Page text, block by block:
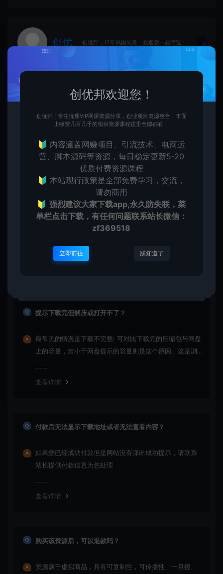
创优 创优邦，12年风雨同舟，欢迎您一起缔造！
下一篇：
免费下载或者VIP会员资源能否直接商用？
本站所有资源版权均属于原作者所有，所提供资源均只能
纷，一切责任均由使用者承担
提示下载完但解压或打开不了？
最常见的情况是下载不完整: 可对比下载完的压缩包与网盘
上的容量，若小于网盘提示的容量则是这个原因。这是浏
查看详情
付款后无法显示下载地址或者无法查看内容？
如果您已经成功付款但是网站没有弹出成功提示，请联系
站长提供付款信息为您处理
查看详情
购买该资源后，可以退款吗？
资源属于虚拟商品，具有可复制性，可传播性，一旦授
创优邦欢迎您！
创优邦 | 专注优质VIP网课资源分享，创业项目资源整合，市面
上收费几百几千的项目资源课程这里全部都有！
🔰 内容涵盖网赚项目、引流技术、电商运
营、脚本源码等资源，每日稳定更新5-20
优质付费资源课程
🔰 本站现行政策是全部免费学习，交流，
请勿商用
🔰强烈建议大家下载app,永久防失联，菜
单栏点击下载，有任何问题联系站长微信：
zf369518
立即前往 朕知道了